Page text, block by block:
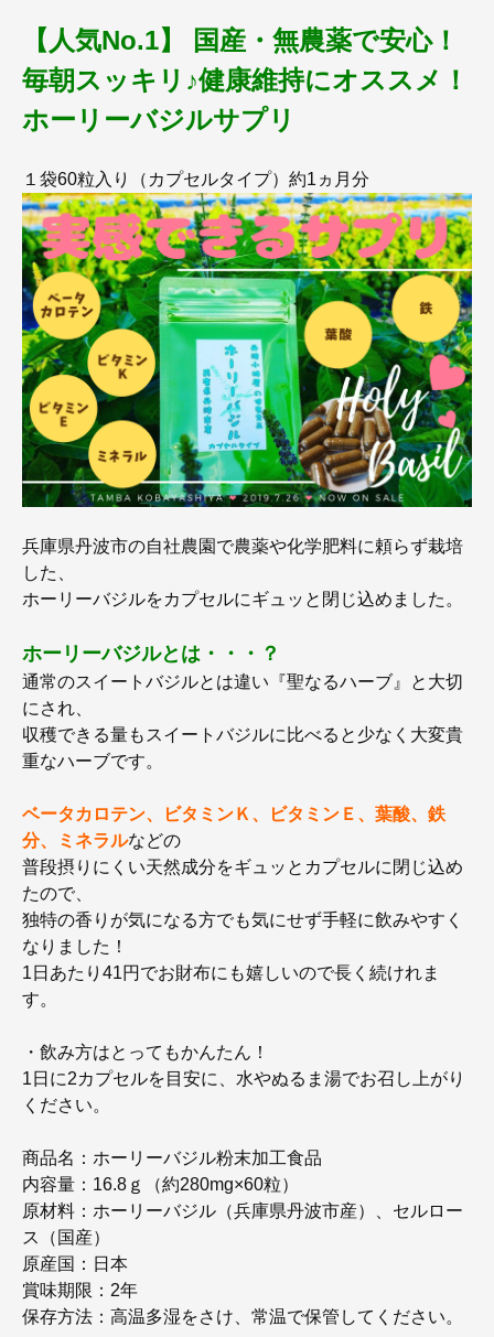
【人気No.1】 国産・無農薬で安心！
毎朝スッキリ♪健康維持にオススメ！
ホーリーバジルサプリ
１袋60粒入り（カプセルタイプ）約1ヵ月分
兵庫県丹波市の自社農園で農薬や化学肥料に頼らず栽培
した、
ホーリーバジルをカプセルにギュッと閉じ込めました。
ホーリーバジルとは・・・？
通常のスイートバジルとは違い『聖なるハーブ』と大切
にされ、
収穫できる量もスイートバジルに比べると少なく大変貴
重なハーブです。
ベータカロテン、ビタミンＫ、ビタミンＥ、葉酸、鉄
分、ミネラルなどの
普段摂りにくい天然成分をギュッとカプセルに閉じ込め
たので、
独特の香りが気になる方でも気にせず手軽に飲みやすく
なりました！
1日あたり41円でお財布にも嬉しいので長く続けれま
す。
・飲み方はとってもかんたん！
1日に2カプセルを目安に、水やぬるま湯でお召し上がり
ください。
商品名：ホーリーバジル粉末加工食品
内容量：16.8ｇ（約280mg×60粒）
原材料：ホーリーバジル（兵庫県丹波市産）、セルロー
ス（国産）
原産国：日本
賞味期限：2年
保存方法：高温多湿をさけ、常温で保管してください。